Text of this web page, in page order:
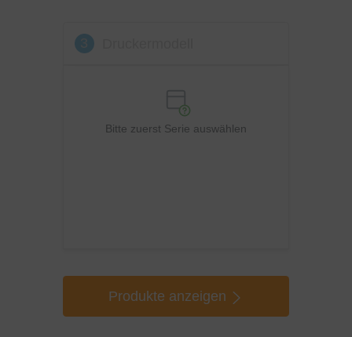
Bitte zuerst Serie auswählen
Produkte anzeigen